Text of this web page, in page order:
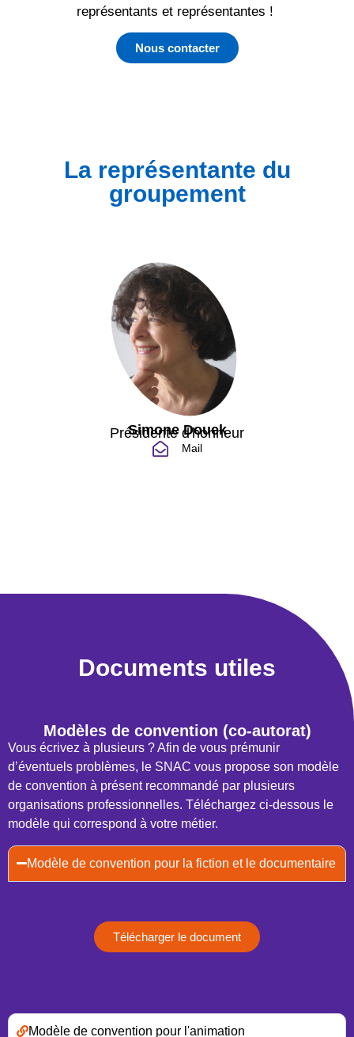
représentants et représentantes !
Nous contacter
La représentante du
groupement
Simone Douek
Présidente d'honneur
Mail
Documents utiles
Modèles de convention (co-autorat)
Vous écrivez à plusieurs ? Afin de vous prémunir
d’éventuels problèmes, le SNAC vous propose son modèle
de convention à présent recommandé par plusieurs
organisations professionnelles. Téléchargez ci-dessous le
modèle qui correspond à votre métier.
Modèle de convention pour la fiction et le documentaire
Télécharger le document
Modèle de convention pour l'animation